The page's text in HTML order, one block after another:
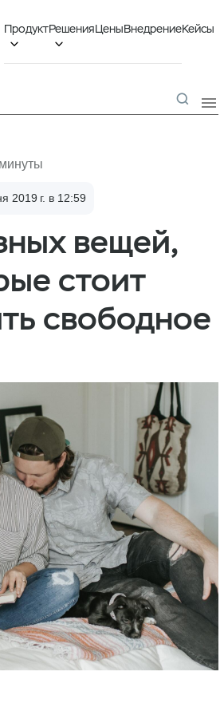
Продукт

Решения

ЦеныВнедрениеКейсы

2019 г. в 12:59
вещей,
стоит
свободное